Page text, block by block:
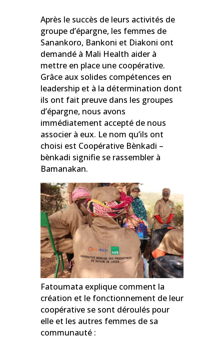
Après le succès de leurs activités de
groupe d’épargne, les femmes de
Sanankoro, Bankoni et Diakoni ont
demandé à Mali Health aider à
mettre en place une coopérative.
Grâce aux solides compétences en
leadership et à la détermination dont
ils ont fait preuve dans les groupes
d’épargne, nous avons
immédiatement accepté de nous
associer à eux. Le nom qu’ils ont
choisi est Coopérative Bènkadi –
bènkadi signifie se rassembler à
Bamanakan.
Fatoumata explique comment la
création et le fonctionnement de leur
coopérative se sont déroulés pour
elle et les autres femmes de sa
communauté :